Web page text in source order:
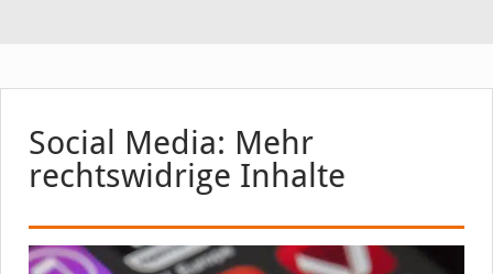
Social Media: Mehr
rechtswidrige Inhalte